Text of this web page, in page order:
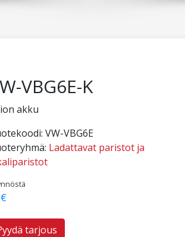
VBG6E-K
akku
VW-VBG6E
Ladattavat paristot ja
tarjous